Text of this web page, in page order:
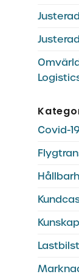
Justerad
Covid-